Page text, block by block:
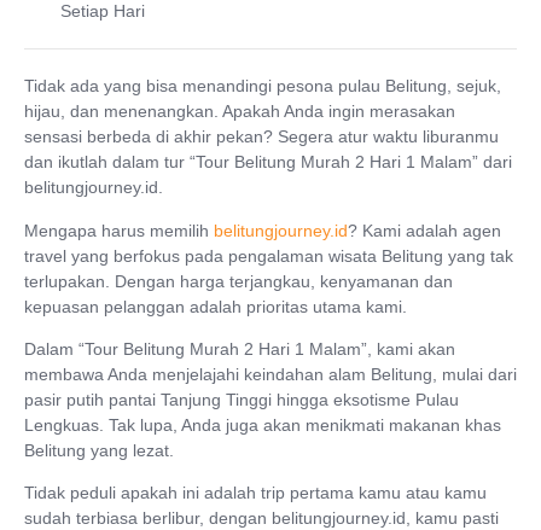
Setiap Hari
Tidak ada yang bisa menandingi pesona pulau Belitung, sejuk,
hijau, dan menenangkan. Apakah Anda ingin merasakan
sensasi berbeda di akhir pekan? Segera atur waktu liburanmu
dan ikutlah dalam tur “Tour Belitung Murah 2 Hari 1 Malam” dari
belitungjourney.id.
Mengapa harus memilih belitungjourney.id? Kami adalah agen
travel yang berfokus pada pengalaman wisata Belitung yang tak
terlupakan. Dengan harga terjangkau, kenyamanan dan
kepuasan pelanggan adalah prioritas utama kami.
Dalam “Tour Belitung Murah 2 Hari 1 Malam”, kami akan
membawa Anda menjelajahi keindahan alam Belitung, mulai dari
pasir putih pantai Tanjung Tinggi hingga eksotisme Pulau
Lengkuas. Tak lupa, Anda juga akan menikmati makanan khas
Belitung yang lezat.
Tidak peduli apakah ini adalah trip pertama kamu atau kamu
sudah terbiasa berlibur, dengan belitungjourney.id, kamu pasti